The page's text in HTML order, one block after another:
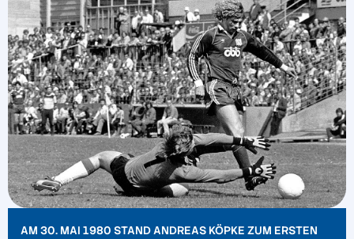
AM 30. MAI 1980 STAND ANDREAS KÖPKE ZUM ERSTEN